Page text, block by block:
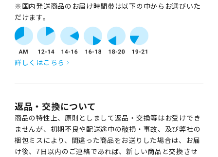
※国内発送商品のお届け時間帯は以下の中からお選びいた
だけます。
詳しくはこちら
返品・交換について
商品の特性上、原則としまして返品・交換等はお受けでき
ませんが、初期不良や配送途中の破損・事故、及び弊社の
梱包ミスにより、間違った商品をお送りした場合は、お届
け後、7日以内のご連絡であれば、新しい商品と交換させ